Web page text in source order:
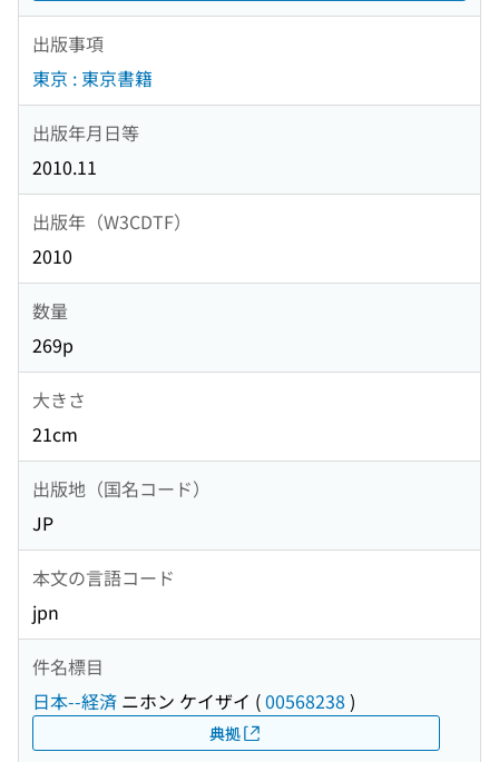
出版事項
東京 : 東京書籍
出版年月日等
2010.11
出版年（W3CDTF）
2010
数量
269p
大きさ
21cm
出版地（国名コード）
JP
本文の言語コード
jpn
件名標目
日本--経済 ニホン ケイザイ (00568238 )
典拠